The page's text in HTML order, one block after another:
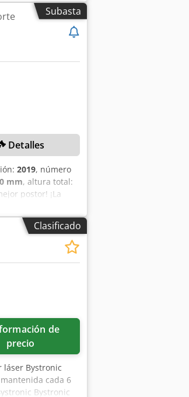
máximo de
por láser de
para más
máximo de chapa:
Subasta
Detalles
2019, número
mm, altura total:
postor! ¡La
Área de carga de
x 2.100 x 2.300
Clasificado
precio
láser Bystronic
cada 6
Bystronic